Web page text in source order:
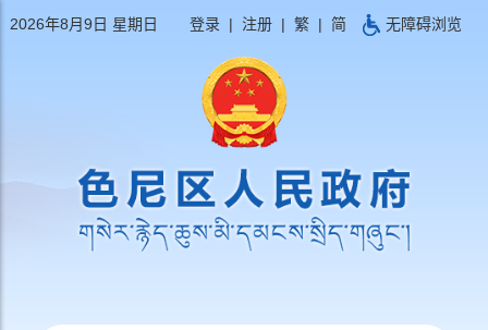
2026年8月9日 星期日 登录 | 注册 | 繁 | 简 无障碍浏览